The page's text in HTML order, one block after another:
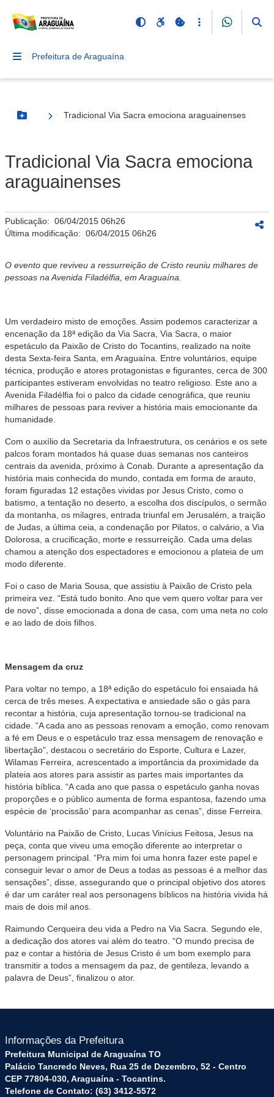
Prefeitura de Araguaína
Botão Menu
Tradicional Via Sacra emociona araguainenses
Tradicional Via Sacra emociona
araguainenses
Publicação: 06/04/2015 06h26
Última modificação: 06/04/2015 06h26
O evento que reviveu a ressurreição de Cristo reuniu milhares de
pessoas na Avenida Filadélfia, em Araguaína.
Um verdadeiro misto de emoções. Assim podemos caracterizar a
encenação da 18ª edição da Via Sacra, Via Sacra, o maior
espetáculo da Paixão de Cristo do Tocantins, realizado na noite
desta Sexta-feira Santa, em Araguaína. Entre voluntários, equipe
técnica, produção e atores protagonistas e figurantes, cerca de 300
participantes estiveram envolvidas no teatro religioso. Este ano a
Avenida Filadélfia foi o palco da cidade cenográfica, que reuniu
milhares de pessoas para reviver a história mais emocionante da
humanidade.
Com o auxílio da Secretaria da Infraestrutura, os cenários e os sete
palcos foram montados há quase duas semanas nos canteiros
centrais da avenida, próximo à Conab. Durante a apresentação da
história mais conhecida do mundo, contada em forma de arauto,
foram figuradas 12 estações vividas por Jesus Cristo, como o
batismo, a tentação no deserto, a escolha dos discípulos, o sermão
da montanha, os milagres, entrada triunfal em Jerusalém, a traição
de Judas, a última ceia, a condenação por Pilatos, o calvário, a Via
Dolorosa, a crucificação, morte e ressurreição. Cada uma delas
chamou a atenção dos espectadores e emocionou a plateia de um
modo diferente.
Foi o caso de Maria Sousa, que assistiu à Paixão de Cristo pela
primeira vez. “Está tudo bonito. Ano que vem quero voltar para ver
de novo”, disse emocionada a dona de casa, com uma neta no colo
e ao lado de dois filhos.
Mensagem da cruz
Para voltar no tempo, a 18ª edição do espetáculo foi ensaiada há
cerca de três meses. A expectativa e ansiedade são o gás para
recontar a história, cuja apresentação tornou-se tradicional na
cidade. “A cada ano as pessoas renovam a emoção, como renovam
a fé em Deus e o espetáculo traz essa mensagem de renovação e
libertação”, destacou o secretário do Esporte, Cultura e Lazer,
Wilamas Ferreira, acrescentado a importância da proximidade da
plateia aos atores para assistir as partes mais importantes da
história bíblica. “A cada ano que passa o espetáculo ganha novas
proporções e o público aumenta de forma espantosa, fazendo uma
espécie de ‘procissão’ para acompanhar as cenas”, disse Ferreira.
Voluntário na Paixão de Cristo, Lucas Vinícius Feitosa, Jesus na
peça, conta que viveu uma emoção diferente ao interpretar o
personagem principal. “Pra mim foi uma honra fazer este papel e
conseguir levar o amor de Deus a todas as pessoas é a melhor das
sensações”, disse, assegurando que o principal objetivo dos atores
é dar um caráter real aos personagens bíblicos na história vivida há
mais de dois mil anos.
Raimundo Cerqueira deu vida a Pedro na Via Sacra. Segundo ele,
a dedicação dos atores vai além do teatro. “O mundo precisa de
paz e contar a história de Jesus Cristo é um bom exemplo para
transmitir a todos a mensagem da paz, de gentileza, levando a
palavra de Deus”, finalizou o ator.
Informações da Prefeitura
Prefeitura Municipal de Araguaína TO
Palácio Tancredo Neves, Rua 25 de Dezembro, 52 - Centro
CEP 77804-030, Araguaína - Tocantins.
Telefone de Contato: (63) 3412-5572